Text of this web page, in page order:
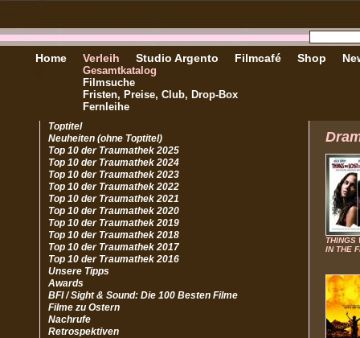
Home Verleih
Gesamtkatalog
Filmsuche
Fristen, Preise, Club, Drop-Box
Fernleihe
Studio Argento Filmcafé Shop
Toptitel
Neuheiten (ohne Toptitel)
Top 10 der Traumathek 2025
Top 10 der Traumathek 2024
Top 10 der Traumathek 2023
Top 10 der Traumathek 2022
Top 10 der Traumathek 2021
Top 10 der Traumathek 2020
Top 10 der Traumathek 2019
Top 10 der Traumathek 2018
Top 10 der Traumathek 2017
Top 10 der Traumathek 2016
Unsere Tipps
Awards
BFI / Sight & Sound: Die 100 Besten Filme
Filme zu Ostern
Nachrufe
Retrospektiven
THINGS
IN THE